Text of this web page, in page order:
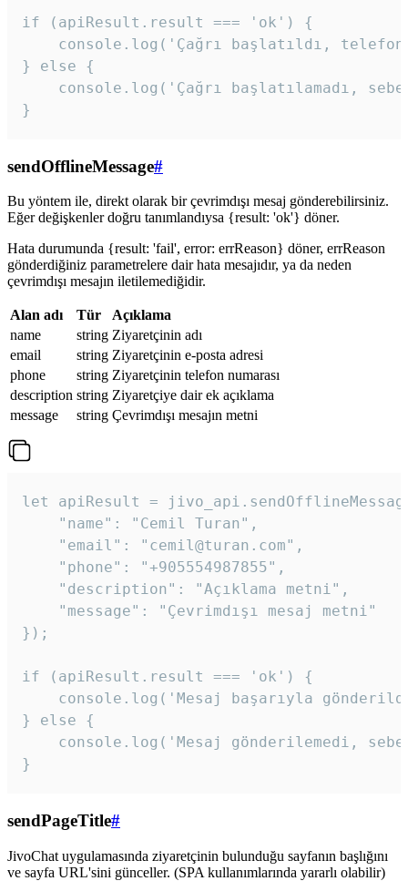
if (apiResult.result === 'ok') {
console.log('Çağrı başlatıldı,
} else {
console.log('Çağrı başlatılamadı,
}
sendOfflineMessage#
Bu yöntem ile, direkt olarak bir çevrimdışı mesaj gönderebilirsiniz.
Eğer değişkenler doğru tanımlandıysa {result: 'ok'} döner.
Hata durumunda {result: 'fail', error: errReason} döner, errReason
gönderdiğiniz parametrelere dair hata mesajıdır, ya da neden
çevrimdışı mesajın iletilemediğidir.
Alan adı Tür
Açıklama
name
string Ziyaretçinin adı
email
string Ziyaretçinin e-posta adresi
phone
string Ziyaretçinin telefon numarası
description string Ziyaretçiye dair ek açıklama
message
string Çevrimdışı mesajın metni
let apiResult =
    "name": "Cemil Turan",
    "email": "cemil@turan.com",
    "phone": "+905554987855",
    "description": "Açıklama metni",
    "message": "Çevrimdışı mesaj metni"
});
if (apiResult.result === 'ok') {
console.log('Mesaj başarıyla
} else {
console.log('Mesaj gönderilemedi,
}
sendPageTitle#
JivoChat uygulamasında ziyaretçinin bulunduğu sayfanın başlığını
ve sayfa URL'sini günceller. (SPA kullanımlarında yararlı olabilir)